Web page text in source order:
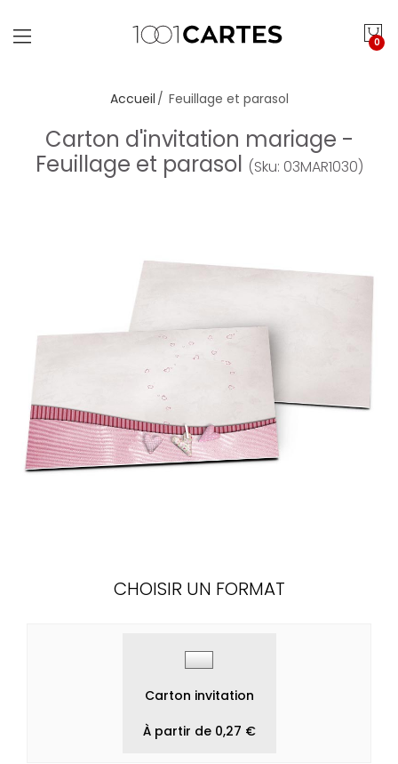
0
Accueil Feuillage et parasol
Carton d'invitation mariage -
Feuillage et parasol (Sku: 03MAR1030)
CHOISIR UN FORMAT
Carton invitation
À partir de 0,27 €